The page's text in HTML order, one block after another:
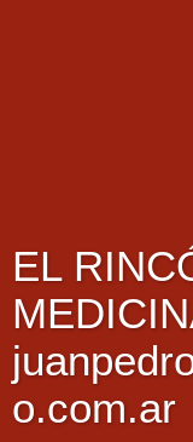
EL
o.com.ar